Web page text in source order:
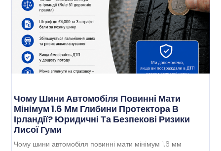
Чому Шини Автомобіля Повинні Мати
Мінімум 1.6 Мм Глибини Протектора В
Ірландії? Юридичні Та Безпекові Ризики
Лисої Гуми
Чому шини автомобіля повинні мати мінімум 1.6 мм